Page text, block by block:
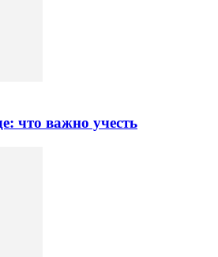
что важно учесть